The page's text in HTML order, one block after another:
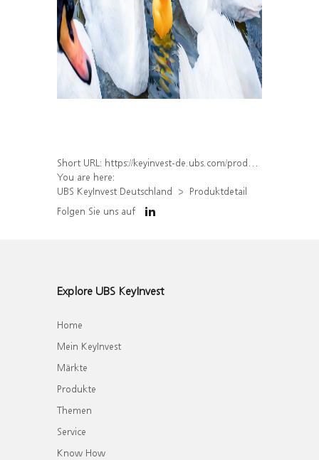
Short URL: https://keyinvest-de.ubs.com/produkt/detail/index/isin/DE000WA8YN22
You are here:
UBS KeyInvest Deutschland
Produktdetail
Folgen Sie uns auf
Explore UBS KeyInvest
Home
Mein KeyInvest
Märkte
Produkte
Themen
Service
Know How